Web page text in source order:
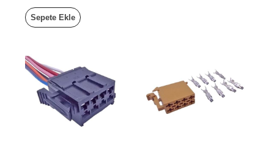
Sepete Ekle